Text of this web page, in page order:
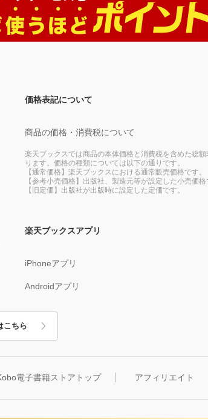
価格表記について
商品の価格・消費税について
楽天ブックスでは商品の本体価格と消費税を含めた総額
ります。価格の種類については以下の通りです。
【通常価格】楽天ブックスにおける通常販売価格です。
【参考小売価格】出版社、製造元等が設定した小売価格
【旧定価】出版社が出版時に設定した定価です。
楽天ブックスアプリ
iPhoneアプリ
Androidアプリ
こちら
電子書籍ストアトップ アフィリエイト